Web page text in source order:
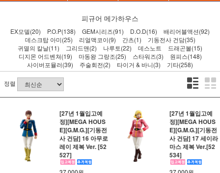
피규어 메가하우스
EX모델(20) P.O.P(138) GEM시리즈(91) D.O.D(16)
배리어블액션(92)
데스크탑 아미(25)
리얼맥코이(9) 간츠(1)
기동전사 건담(35)
귀멸의 칼날(11)
그리드맨(2) 나루토(22) 데스노트
드래곤볼(15)
디지몬 어드벤쳐(19)
마동왕 그랑조(25) 스타워즈(3)
원피스(148)
사이버포뮬러(39)
주술회전(2) 타이거 & 바니(3) 기타(258)
정렬
[27년 1월입고예
정][MEGA HOUS
E][G.M.G.][기동전
사 건담] 16 아무로
레이 제복 Ver. [52
527]
[27년 1월입고예
정][MEGA HOUS
E][G.M.G.][기동전
사 건담] 17 세이라
마스 제복 Ver.[52
534]